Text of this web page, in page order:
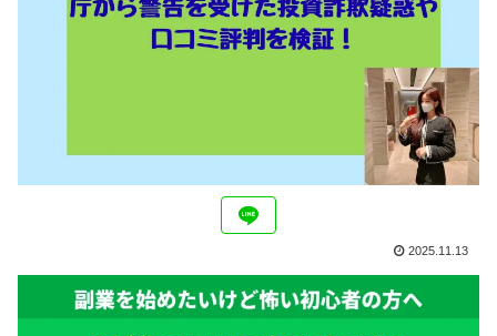
2025.11.13